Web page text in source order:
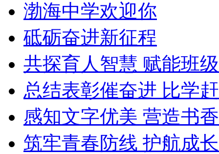
渤海中学欢迎你
砥砺奋进新征程
共探育人智慧 赋能班
总结表彰催奋进 比学
感知文字优美 营造书
筑牢青春防线 护航成